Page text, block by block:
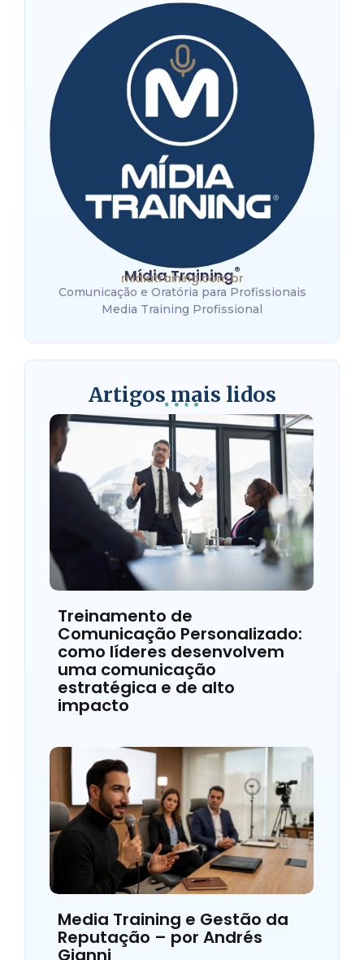
Mídia Training®
midiatraining.com.br
Comunicação e Oratória para Profissionais
Media Training Profissional
Artigos mais lidos
Treinamento de
Comunicação Personalizado:
como líderes desenvolvem
uma comunicação
estratégica e de alto
impacto
Media Training e Gestão da
Reputação – por Andrés
Gianni